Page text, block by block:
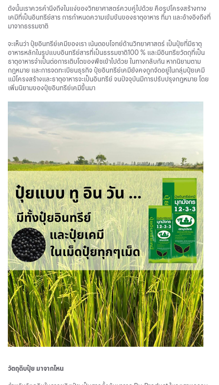
ดังนั้นเราควรคำนึงถึงในแง่ของวิทยาศาสตร์ควบคู่ไปด้วย คือรูปโครงสร้างทาง
เคมีที่เป็นอินทรีย์สาร การกำหนดความเข้มข้นของธาตุอาหาร ที่มา และอ้างอิงถึงที่
มาจากธรรมชาติ
จะเห็นว่า ปุ๋ยอินทรีย์เคมีของเรา เน้นตอบโจทย์ด้านวิทยาศาสตร์ เป็นปุ๋ยที่มีธาตุ
อาหารหลักในรูปแบบอินทรีย์สารที่เป็นธรรมชาติ100 % และมีอินทรียวัตถุที่เป็น
ธาตุอาหารจำเป็นต่อการเติบโตของพืชเข้าไปด้วย ในทางกลับกัน หากนิยามตาม
กฎหมาย และการจดทะเบียนธุรกิจ ปุ๋ยอินทรีย์เคมียังคงถูกจัดอยู่ในกลุ่มปุ๋ยเคมี
แม้โครงสร้างและธาตุอาหารจะเป็นอินทรีย์ จนปัจจุบันมีการปรับปรุงกฎหมาย โดย
เพิ่มนิยามของปุ๋ยอินทรีย์เคมีขึ้นมา
วัตถุดิบปุ๋ย มาจากไหน